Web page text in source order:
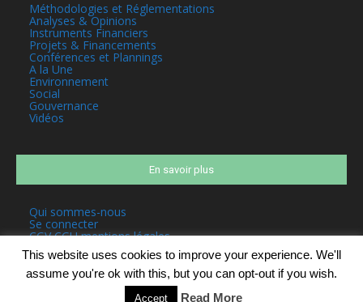
Méthodologies et Réglementations
Analyses & Opinions
Instruments Financiers
Projets & Financements
Conférences et Plannings
A la Une
Environnement
Social
Gouvernance
Vidéos
En savoir plus
Qui sommes-nous
Se connecter
CGV CGU mentions légales
This website uses cookies to improve your experience. We'll
assume you're ok with this, but you can opt-out if you wish.
Accept Read More